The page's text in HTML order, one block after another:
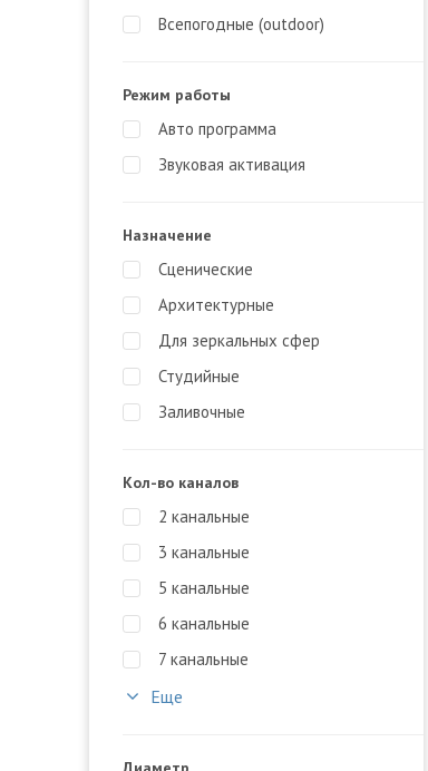
Всепогодные (outdoor)
Режим работы
Авто программа
Звуковая активация
Назначение
Сценические
Архитектурные
Для зеркальных сфер
Студийные
Заливочные
Кол-во каналов
2 канальные
3 канальные
5 канальные
6 канальные
7 канальные
Еще